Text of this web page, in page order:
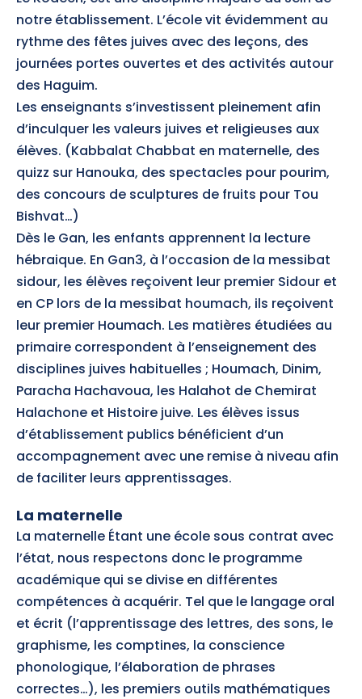
notre établissement. L’école vit évidemment au
rythme des fêtes juives avec des leçons, des
journées portes ouvertes et des activités autour
des Haguim.
Les enseignants s’investissent pleinement afin
d’inculquer les valeurs juives et religieuses aux
élèves. (Kabbalat Chabbat en maternelle, des
quizz sur Hanouka, des spectacles pour pourim,
des concours de sculptures de fruits pour Tou
Bishvat…)
Dès le Gan, les enfants apprennent la lecture
hébraique. En Gan3, à l’occasion de la messibat
sidour, les élèves reçoivent leur premier Sidour et
en CP lors de la messibat houmach, ils reçoivent
leur premier Houmach. Les matières étudiées au
primaire correspondent à l’enseignement des
disciplines juives habituelles ; Houmach, Dinim,
Paracha Hachavoua, les Halahot de Chemirat
Halachone et Histoire juive. Les élèves issus
d’établissement publics bénéficient d’un
accompagnement avec une remise à niveau afin
de faciliter leurs apprentissages.
La maternelle
La maternelle Étant une école sous contrat avec
l’état, nous respectons donc le programme
académique qui se divise en différentes
compétences à acquérir. Tel que le langage oral
et écrit (l’apprentissage des lettres, des sons, le
graphisme, les comptines, la conscience
phonologique, l’élaboration de phrases
correctes…), les premiers outils mathématiques